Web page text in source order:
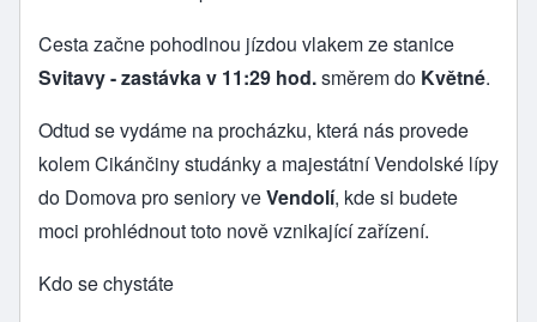
Cesta začne pohodlnou jízdou vlakem ze stanice
Svitavy - zastávka v 11:29 hod.směrem do Květné.
Odtud se vydáme na procházku, která nás provede
kolem Cikánčiny studánky a majestátní Vendolské lípy
do Domova pro seniory veVendolí, kde si budete
moci prohlédnout toto nově vznikající zařízení.
Kdo se chystáte